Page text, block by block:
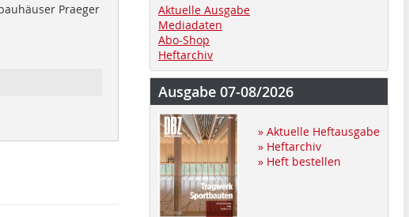
Praeger
Aktuelle Ausgabe
Mediadaten
Abo-Shop
Heftarchiv
Ausgabe 07-08/2026
» Aktuelle Heftausgabe
» Heftarchiv
» Heft bestellen